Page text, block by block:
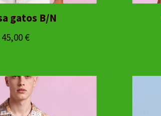
gatos B/N
45,00 €